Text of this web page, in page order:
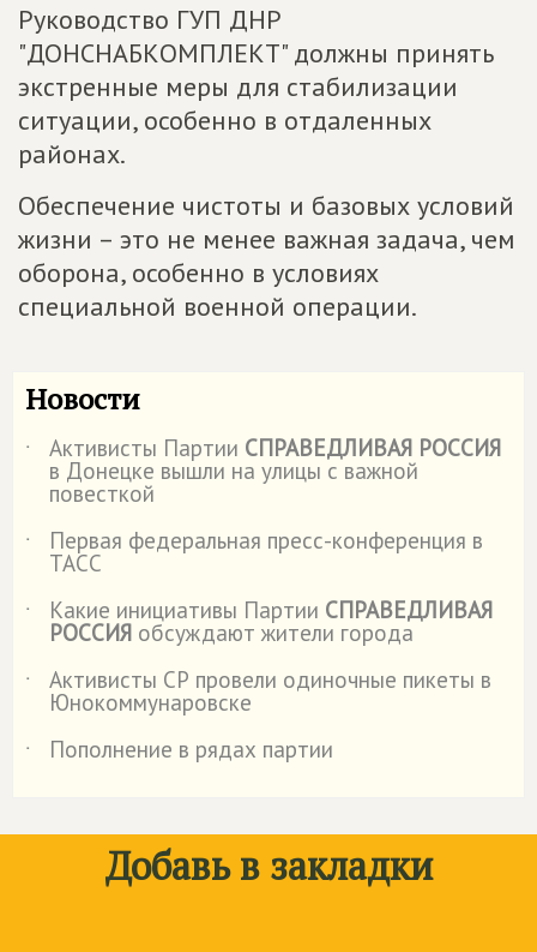
Руководство ГУП ДНР
"ДОНСНАБКОМПЛЕКТ" должны принять
экстренные меры для стабилизации
ситуации, особенно в отдаленных
районах.
Обеспечение чистоты и базовых условий
жизни – это не менее важная задача, чем
оборона, особенно в условиях
специальной военной операции.
Новости
˙ Активисты Партии СПРАВЕДЛИВАЯ РОССИЯ
в Донецке вышли на улицы с важной
повесткой
˙
Первая федеральная пресс-конференция в
ТАСС
˙
Какие инициативы Партии СПРАВЕДЛИВАЯ
РОССИЯ обсуждают жители города
˙
Активисты СР провели одиночные пикеты в
Юнокоммунаровске
˙
Пополнение в рядах партии
Добавь в закладки